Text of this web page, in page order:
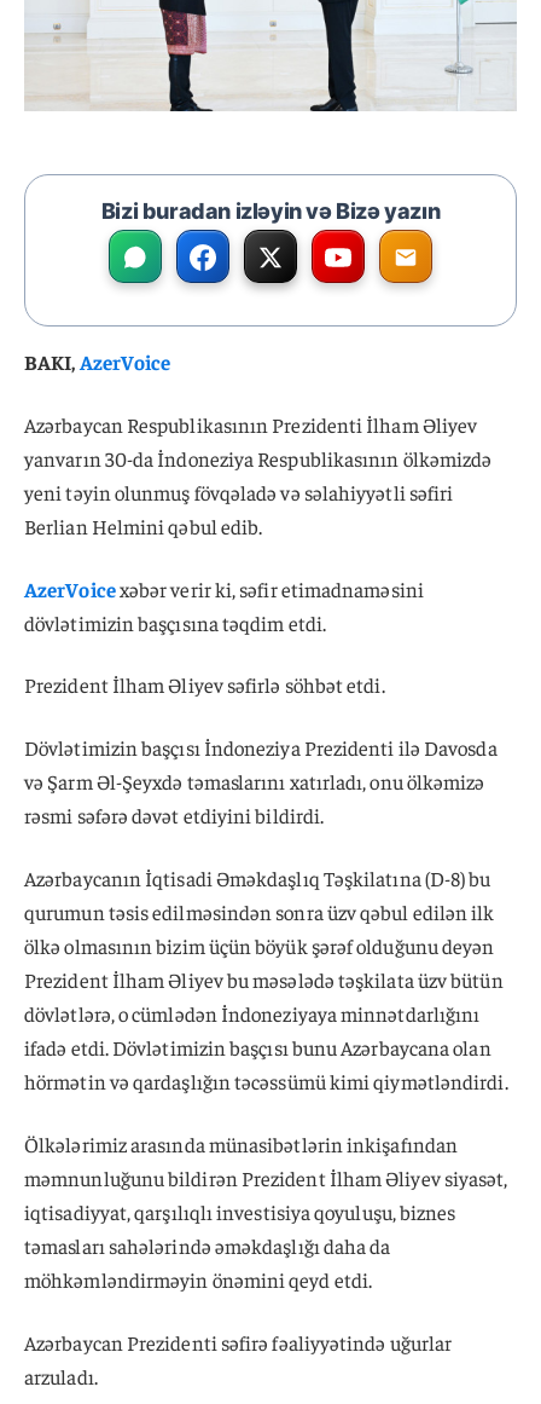
Bizi buradan izləyin və Bizə yazın
BAKI,AzerVoice
Azərbaycan Respublikasının Prezidenti İlham Əliyev
yanvarın 30-da İndoneziya Respublikasının ölkəmizdə
yeni təyin olunmuş fövqəladə və səlahiyyətli səfiri
Berlian Helmini qəbul edib.
AzerVoicexəbər verir ki, səfir etimadnaməsini
dövlətimizin başçısına təqdim etdi.
Prezident İlham Əliyev səfirlə söhbət etdi.
Dövlətimizin başçısı İndoneziya Prezidenti ilə Davosda
və Şarm Əl-Şeyxdə təmaslarını xatırladı, onu ölkəmizə
rəsmi səfərə dəvət etdiyini bildirdi.
Azərbaycanın İqtisadi Əməkdaşlıq Təşkilatına (D-8) bu
qurumun təsis edilməsindən sonra üzv qəbul edilən ilk
ölkə olmasının bizim üçün böyük şərəf olduğunu deyən
Prezident İlham Əliyev bu məsələdə təşkilata üzv bütün
dövlətlərə, o cümlədən İndoneziyaya minnətdarlığını
ifadə etdi. Dövlətimizin başçısı bunu Azərbaycana olan
hörmətin və qardaşlığın təcəssümü kimi qiymətləndirdi.
Ölkələrimiz arasında münasibətlərin inkişafından
məmnunluğunu bildirən Prezident İlham Əliyev siyasət,
iqtisadiyyat, qarşılıqlı investisiya qoyuluşu, biznes
təmasları sahələrində əməkdaşlığı daha da
möhkəmləndirməyin önəmini qeyd etdi.
Azərbaycan Prezidenti səfirə fəaliyyətində uğurlar
arzuladı.